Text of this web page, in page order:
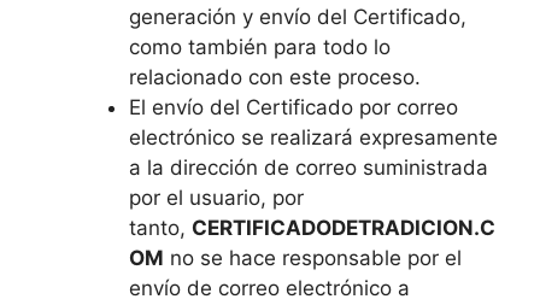
generación y envío del Certificado,
como también para todo lo
relacionado con este proceso.
El envío del Certificado por correo
electrónico se realizará expresamente
a la dirección de correo suministrada
por el usuario, por
tanto, CERTIFICADODETRADICION.C
OM no se hace responsable por el
envío de correo electrónico a